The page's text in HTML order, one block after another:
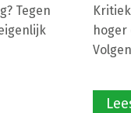
Tegen
hoger